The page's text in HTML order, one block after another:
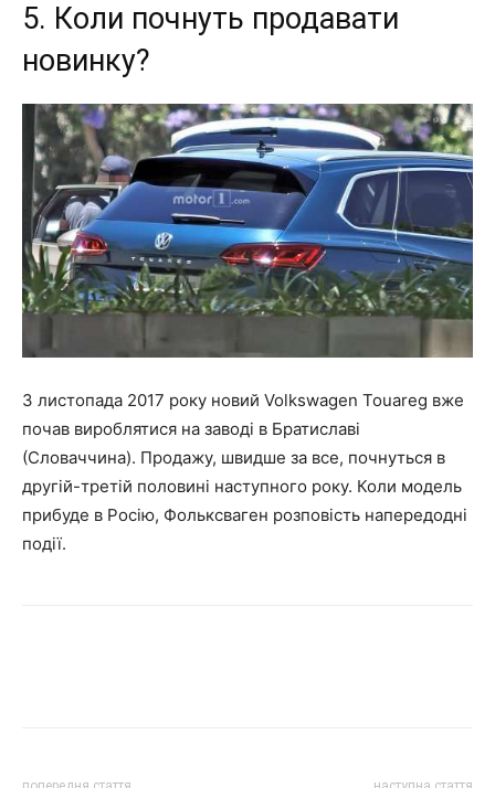
5. Коли почнуть продавати
новинку?
З листопада 2017 року новий Volkswagen Touareg вже
почав вироблятися на заводі в Братиславі
(Словаччина). Продажу, швидше за все, почнуться в
другій-третій половині наступного року. Коли модель
прибуде в Росію, Фольксваген розповість напередодні
події.